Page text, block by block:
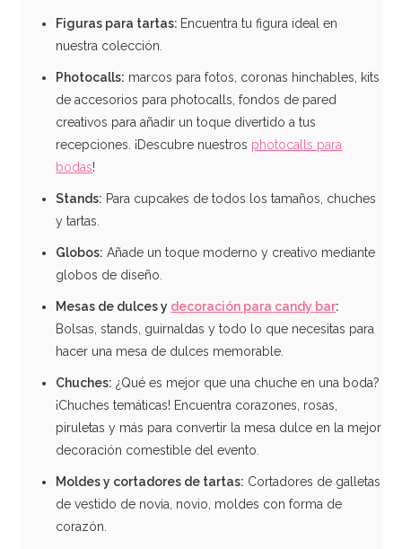
Flor Otoño de Oblea Pastel 12,5 cm - Dekora
7,95€
Figuras para tartas: Encuentra tu figura ideal en
nuestra colección.
Photocalls: marcos para fotos, coronas hinchables, kits
de accesorios para photocalls, fondos de pared
creativos para añadir un toque divertido a tus
recepciones. ¡Descubre nuestros photocalls para
bodas!
Stands: Para cupcakes de todos los tamaños, chuches
y tartas.
Globos: Añade un toque moderno y creativo mediante
globos de diseño.
Mesas de dulces y decoración para candy bar:
Bolsas, stands, guirnaldas y todo lo que necesitas para
hacer una mesa de dulces memorable.
Chuches: ¿Qué es mejor que una chuche en una boda?
¡Chuches temáticas! Encuentra corazones, rosas,
piruletas y más para convertir la mesa dulce en la mejor
decoración comestible del evento.
Moldes y cortadores de tartas: Cortadores de galletas
de vestido de novia, novio, moldes con forma de
corazón.